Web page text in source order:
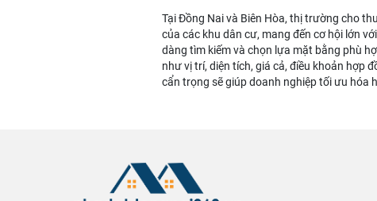
Tại Đồng Nai và Biên Hòa, thị trường cho
của các khu dân cư, mang đến cơ hội lớn
dàng tìm kiếm và chọn lựa mặt bằng phù
như vị trí, diện tích, giá cả, điều khoản hợp
cẩn trọng sẽ giúp doanh nghiệp tối ưu hóa